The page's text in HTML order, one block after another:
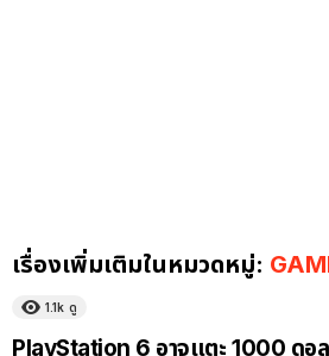
เรื่องเพิ่มเติมในหมวดหมู่:
1.1k ดู
PlayStation 6 อาจแตะ 1000 ดอ